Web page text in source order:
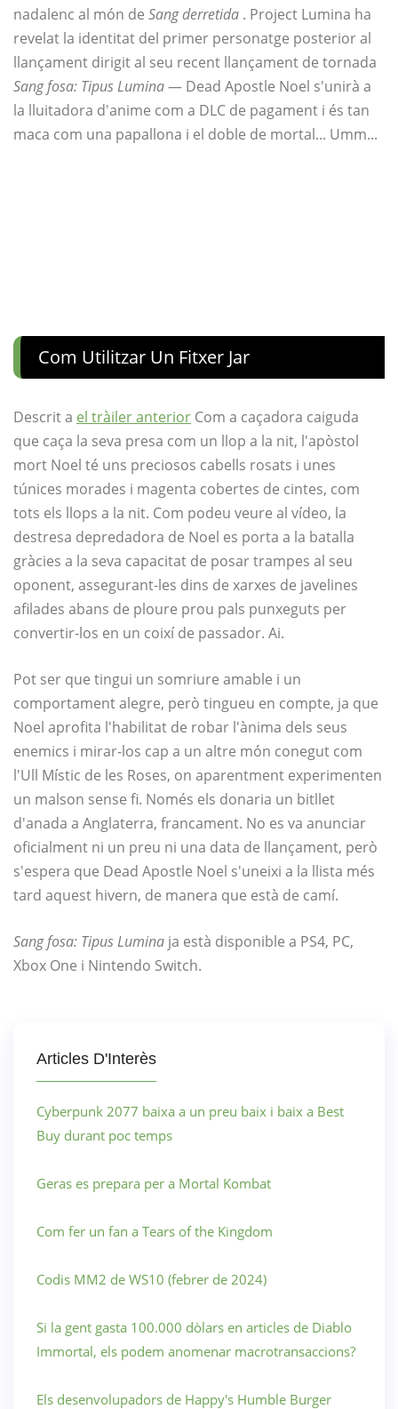
nadalenc al món de Sang derretida . Project Lumina ha
revelat la identitat del primer personatge posterior al
llançament dirigit al seu recent llançament de tornada
Sang fosa: Tipus Lumina— Dead Apostle Noel s'unirà a
la lluitadora d'anime com a DLC de pagament i és tan
maca com una papallona i el doble de mortal... Umm...
Com Utilitzar Un Fitxer Jar
Descrit a el tràiler anterior Com a caçadora caiguda
que caça la seva presa com un llop a la nit, l'apòstol
mort Noel té uns preciosos cabells rosats i unes
túnices morades i magenta cobertes de cintes, com
tots els llops a la nit. Com podeu veure al vídeo, la
destresa depredadora de Noel es porta a la batalla
gràcies a la seva capacitat de posar trampes al seu
oponent, assegurant-les dins de xarxes de javelines
afilades abans de ploure prou pals punxeguts per
convertir-los en un coixí de passador. Ai.
Pot ser que tingui un somriure amable i un
comportament alegre, però tingueu en compte, ja que
Noel aprofita l'habilitat de robar l'ànima dels seus
enemics i mirar-los cap a un altre món conegut com
l'Ull Místic de les Roses, on aparentment experimenten
un malson sense fi. Només els donaria un bitllet
d'anada a Anglaterra, francament. No es va anunciar
oficialment ni un preu ni una data de llançament, però
s'espera que Dead Apostle Noel s'uneixi a la llista més
tard aquest hivern, de manera que està de camí.
Sang fosa: Tipus Lumina ja està disponible a PS4, PC,
Xbox One i Nintendo Switch.
Articles D'Interès
Cyberpunk 2077 baixa a un preu baix i baix a Best
Buy durant poc temps
Geras es prepara per a Mortal Kombat
Com fer un fan a Tears of the Kingdom
Codis MM2 de WS10 (febrer de 2024)
Si la gent gasta 100.000 dòlars en articles de Diablo
Immortal, els podem anomenar macrotransaccions?
Els desenvolupadors de Happy's Humble Burger